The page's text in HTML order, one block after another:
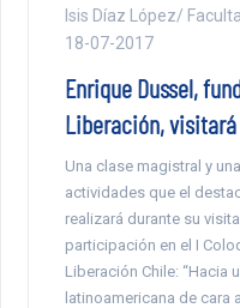
Isis Díaz López/
18-07-2017
Enrique Dussel,
Liberación,
Una clase magistral y
actividades que el
realizará durante su
participación en el I
Liberación Chile: “Hacia
latinoamericana de cara